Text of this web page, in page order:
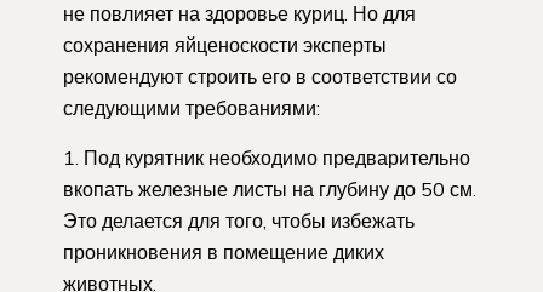
не повлияет на здоровье куриц. Но для
сохранения яйценоскости эксперты
рекомендуют строить его в соответствии со
следующими требованиями:
Под курятник необходимо предварительно
вкопать железные листы на глубину до 50 см.
Это делается для того, чтобы избежать
проникновения в помещение диких
животных.